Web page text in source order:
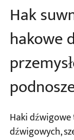
Hak
hakowe
Haki
dźwigowych,